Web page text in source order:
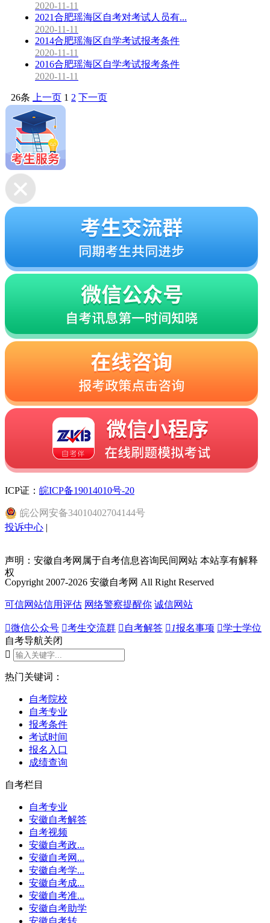
2020-11-11
2021合肥瑶海区自考对考试人员有...
2020-11-11
2014合肥瑶海区自学考试报考条件
2020-11-11
2016合肥瑶海区自学考试报考条件
2020-11-11
26条 上一页 1 2 下一页
ICP证： 皖ICP备19014010号-20
皖公网安备34010402704144号
投诉中心 |
声明：安徽自考网属于自考信息咨询民间网站 本站享有解释
权
Copyright 2007-2026 安徽自考网 All Right Reserved
可信网站信用评估 网络警察提醒你 诚信网站
微信公众号 考生交流群  自考解答  1报名事项 学士学位
自考导航关闭

热门关键词：
自考院校
自考专业
报考条件
考试时间
报名入口
成绩查询
自考栏目
自考专业
安徽自考解答
自考视频
安徽自考政...
安徽自考网...
安徽自考学...
安徽自考成...
安徽自考准...
安徽自考助学
安徽自考转...